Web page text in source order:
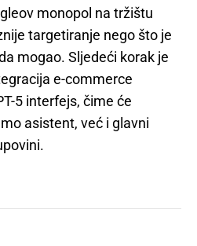
monopol na tržištu
targetiranje nego što je
mogao. Sljedeći korak je
e-commerce
5 interfejs, čime će
asistent, već i glavni